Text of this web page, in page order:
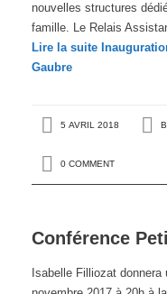
nouvelles structures
famille. Le Relais
Lire la suite
Gaubre
5 AVRIL 2018
0 COMMENT
Conférence
Isabelle Filliozat